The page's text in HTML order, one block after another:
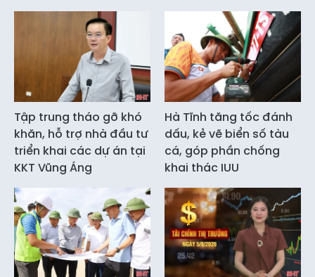
Tập trung tháo gỡ khó
khăn, hỗ trợ nhà đầu tư
triển khai các dự án tại
KKT Vũng Áng
Hà Tĩnh tăng tốc đánh
dấu, kẻ vẽ biển số tàu
cá, góp phần chống
khai thác IUU